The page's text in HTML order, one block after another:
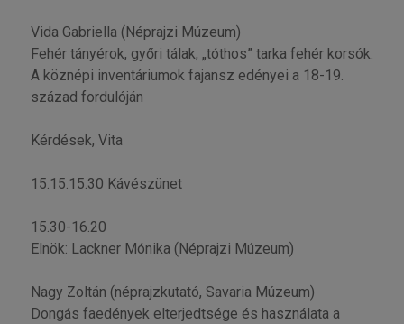
Vida Gabriella (Néprajzi Múzeum)
Fehér tányérok, győri tálak, „tóthos” tarka fehér korsók.
A köznépi inventáriumok fajansz edényei a 18-19.
század fordulóján
Kérdések, Vita
15.15.15.30 Kávészünet
15.30-16.20
Elnök: Lackner Mónika (Néprajzi Múzeum)
Nagy Zoltán (néprajzkutató, Savaria Múzeum)
Dongás faedények elterjedtsége és használata a